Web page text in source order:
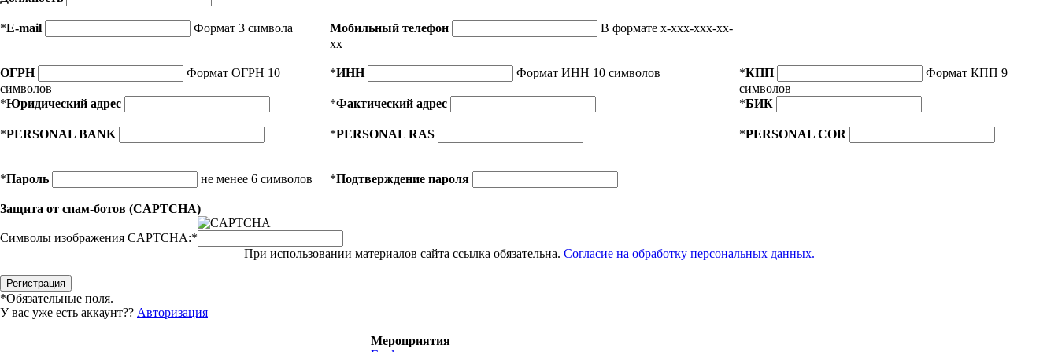
*E-mail Формат 3 символа Мобильный телефон
В формате x-xxx-xxx-xx-
xx
ОГРН
Формат ОГРН 10
символов
*ИНН Формат ИНН 10 символов *КПП
Формат КПП 9
символов
*Юридический адрес *Фактический адрес *БИК
*PERSONAL BANK *PERSONAL RAS *PERSONAL COR
*Пароль не менее 6 символов *Подтверждение пароля
Защита от спам-ботов (CAPTCHA)
Символы изображения CAPTCHA:*
При использовании материалов сайта ссылка обязательна. Согласие на обработку персональных данных.
*Обязательные поля.
У вас уже есть аккаунт?? Авторизация
Мероприятия